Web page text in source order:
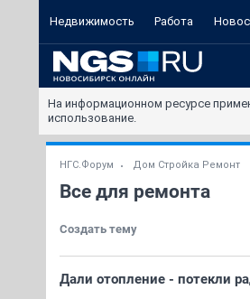
Недвижимость Работа
На информационном ресурсе
использование.
НГС.Форум Дом Стройка Ремонт
Все для ремонта
Создать тему
Дали отопление - потекли